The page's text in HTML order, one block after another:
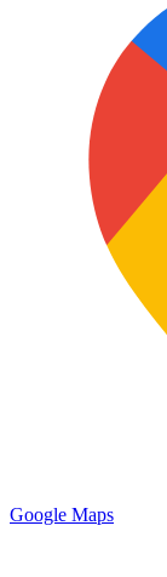
Google Maps